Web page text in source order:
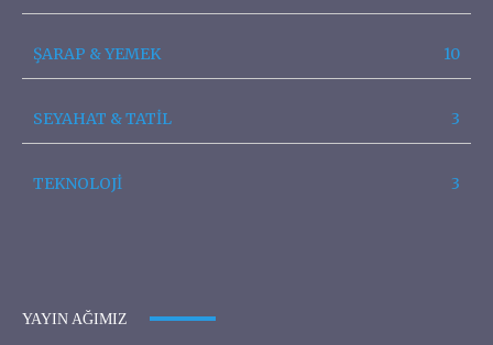
ŞARAP & YEMEK 10
SEYAHAT & TATİL 3
TEKNOLOJİ 3
YAYIN AĞIMIZ